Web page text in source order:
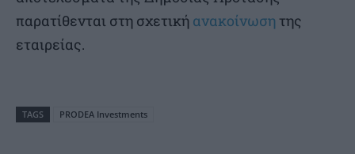
παρατίθενται στη σχετική ανακοίνωση της
εταιρείας.
TAGS PRODEA Investments